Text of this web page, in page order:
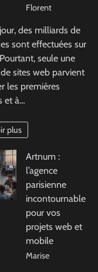
Florent
des milliards de
sont effectuées sur
seule une
sites web parvient
les premières
et à…
plus
Artnum :
l’agence
parisienne
incontournable
pour vos
projets web et
mobile
Marise